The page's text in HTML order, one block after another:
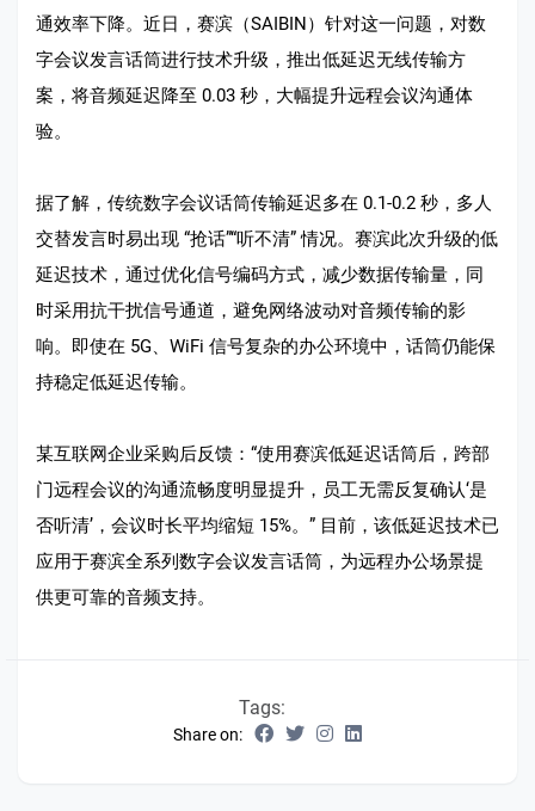
通效率下降。近日，赛滨（SAIBIN）针对这一问题，对数
字会议发言话筒进行技术升级，推出低延迟无线传输方
案，将音频延迟降至 0.03 秒，大幅提升远程会议沟通体
验。
据了解，传统数字会议话筒传输延迟多在 0.1-0.2 秒，多人
交替发言时易出现 “抢话”“听不清” 情况。赛滨此次升级的低
延迟技术，通过优化信号编码方式，减少数据传输量，同
时采用抗干扰信号通道，避免网络波动对音频传输的影
响。即使在 5G、WiFi 信号复杂的办公环境中，话筒仍能保
持稳定低延迟传输。
某互联网企业采购后反馈：“使用赛滨低延迟话筒后，跨部
门远程会议的沟通流畅度明显提升，员工无需反复确认‘是
否听清’，会议时长平均缩短 15%。” 目前，该低延迟技术已
应用于赛滨全系列数字会议发言话筒，为远程办公场景提
供更可靠的音频支持。
Tags:
Share on: